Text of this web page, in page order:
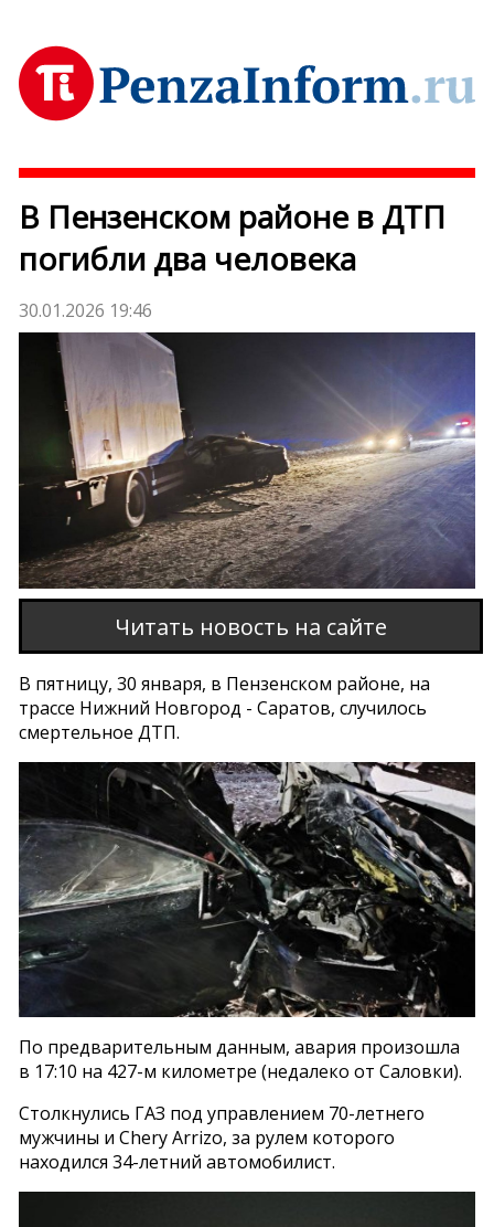
В Пензенском районе в ДТП
погибли два человека
30.01.2026 19:46
Читать новость на сайте
В пятницу, 30 января, в Пензенском районе, на
трассе Нижний Новгород - Саратов, случилось
смертельное ДТП.
По предварительным данным, авария произошла
в 17:10 на 427-м километре (недалеко от Саловки).
Столкнулись ГАЗ под управлением 70-летнего
мужчины и Chery Arrizo, за рулем которого
находился 34-летний автомобилист.